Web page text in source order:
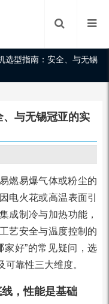
选型指南：安全、与无锡
、与无锡冠亚的实
燃易爆气体或粉尘的
电火花或高温表面引
成制冷与加热功能，
艺安全与温度控制的
家好”的常见疑问，选
靠性三大维度。
，性能是基础